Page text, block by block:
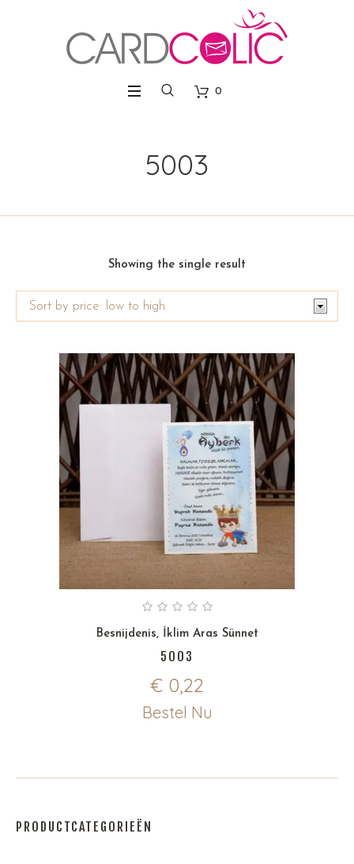
0
5003
Showing the single result
Besnijdenis, İklim Aras Sünnet
5003
€ 0,22
Bestel Nu
PRODUCTCATEGORIEËN